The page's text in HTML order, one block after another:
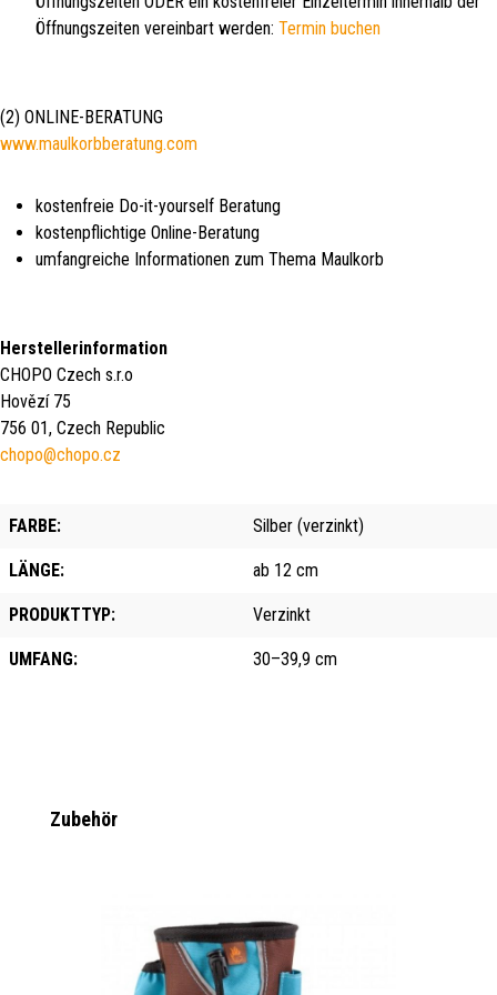
Öffnungszeiten vereinbart werden: Termin buchen
(2) ONLINE-BERATUNG
www.maulkorbberatung.com
kostenfreie Do-it-yourself Beratung
kostenpflichtige Online-Beratung
umfangreiche Informationen zum Thema Maulkorb
Herstellerinformation
CHOPO Czech s.r.o
Hovězí 75
756 01, Czech Republic
chopo@chopo.cz
FARBE: Silber (verzinkt)
LÄNGE: ab 12 cm
PRODUKTTYP: Verzinkt
UMFANG: 30–39,9 cm
Produktgalerie überspringen
Zubehör